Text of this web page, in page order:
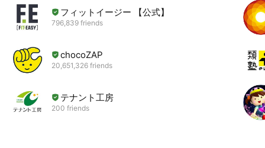
フィットイージー 【公式】
796,839 friends
chocoZAP
20,651,326 friends
テナント工房
200 friends